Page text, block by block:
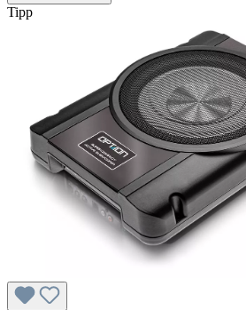
Tipp